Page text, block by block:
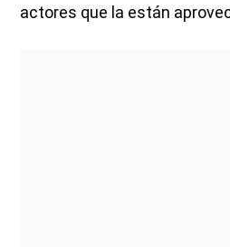
actores que la están